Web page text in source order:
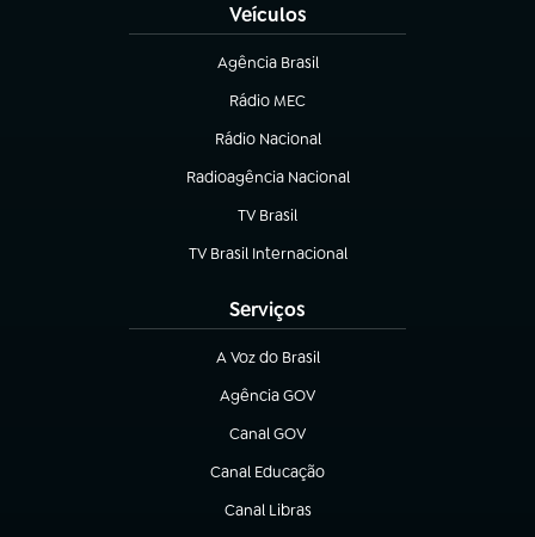
Veículos
Agência Brasil
(abre em nova aba)
Rádio MEC
(abre em nova aba)
Rádio Nacional
Radioagência Nacional
(abre em nova aba)
TV Brasil
(abre em nova aba)
TV Brasil Internacional
(abre em nova aba)
Serviços
A Voz do Brasil
(abre em nova aba)
Agência GOV
(abre em nova aba)
Canal GOV
(abre em nova aba)
Canal Educação
(abre em nova aba)
Canal Libras
(abre em nova aba)